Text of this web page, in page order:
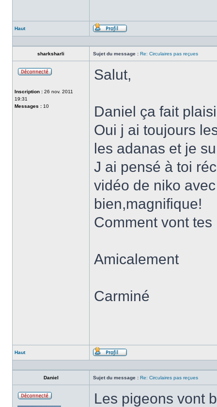
Haut
Profil
sharksharli Sujet du message : Re: Circulaires pas reçues
Inscription : 26 nov. 2011
19:31
Messages : 10
Salut,
Daniel ça fait
Oui j ai toujours
les adanas et je
J ai pensé à toi
vidéo de niko
bien,magnifique!
Comment vont
Amicalement
Carminé
Haut
Profil
Daniel Sujet du message : Re: Circulaires pas reçues
Les pigeons vont